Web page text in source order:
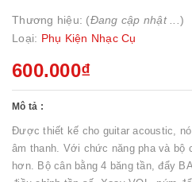
Thương hiệu: (Đang cập nhật ... )
Loại: Phụ Kiện Nhạc Cụ
600.000₫
Mô tả :
Được thiết kế cho guitar acoustic,
âm thanh. Với chức năng pha và bộ
hơn. Bộ cân bằng 4 băng tần, đẩy